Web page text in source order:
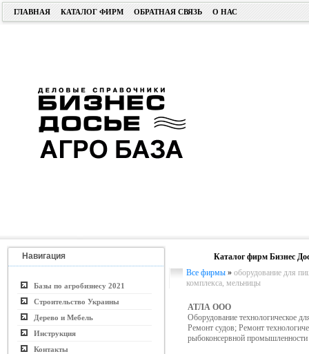
ГЛАВНАЯ КАТАЛОГ ФИРМ ОБРАТНАЯ СВЯЗЬ О НАС
Навигация
Базы по агробизнесу 2021
Строительство Украины
Дерево и Мебель
Инструкция
Контакты
Каталог фирм Бизнес
Все фирмы » оборудование для
комплекса, мельницы
АТЛА ООО
Оборудование технологическое
Ремонт судов; Ремонт
рыбоконсервной промышленности